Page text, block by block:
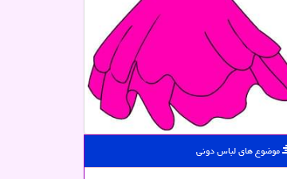
موضوع های لباس دونی